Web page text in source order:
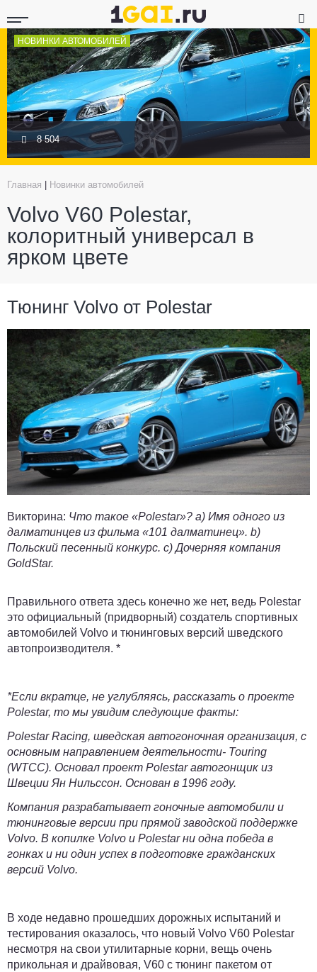
НОВИНКИ АВТОМОБИЛЕЙ
8 504
Главная Новинки автомобилей
Volvo V60 Polestar,
колоритный универсал в
ярком цвете
Тюнинг Volvo от Polestar
Викторина: Что такое «Polestar»? a) Имя одного из
далматинцев из фильма «101 далматинец». b)
Польский песенный конкурс. c) Дочерняя компания
GoldStar.
Правильного ответа здесь конечно же нет, ведь Polestar
это официальный (придворный) создатель спортивных
автомобилей Volvo и тюнинговых версий шведского
автопроизводителя. *
*Если вкратце, не углубляясь, рассказать о проекте
Polestar, то мы увидим следующие факты:
Polestar Racing, шведская автогоночная организация, с
основным направлением деятельности- Touring
(WTCC). Основал проект Polestar автогонщик из
Швеции Ян Нильссон. Основан в 1996 году.
Компания разрабатывает гоночные автомобили и
тюнинговые версии при прямой заводской поддержке
Volvo. В копилке Volvo и Polestar ни одна победа в
гонках и ни один успех в подготовке гражданских
версий Volvo.
В ходе недавно прошедших дорожных испытаний и
тестирования оказалось, что новый Volvo V60 Polestar
несмотря на свои утилитарные корни, вещь очень
прикольная и драйвовая, V60 с тюнинг пакетом от